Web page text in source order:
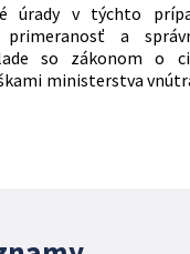
úrady v týchto
primeranosť a
so zákonom o
ministerstva